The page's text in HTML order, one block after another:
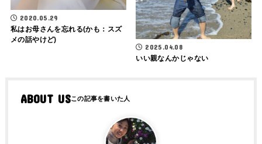
2020.05.29
私はお母さんを忘れる(かも：スズ
メの話やけど)
2025.04.08
いい親なんかじゃない
ABOUT US